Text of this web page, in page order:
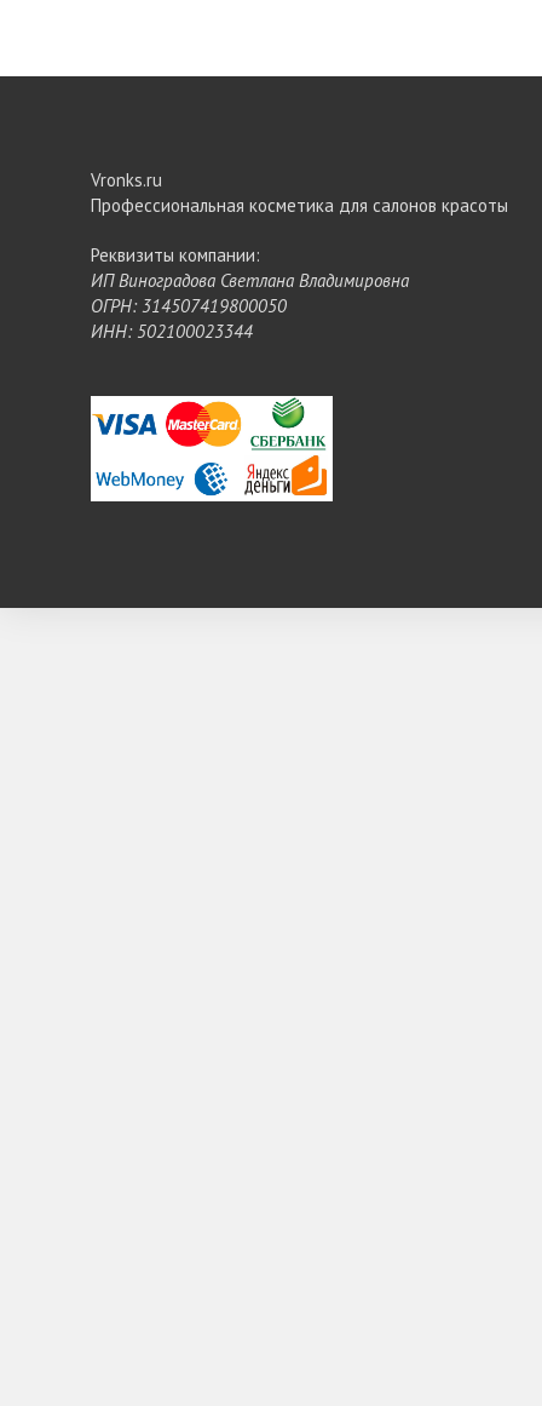
Vronks.ru
Профессиональная косметика для салонов красоты
Реквизиты компании:
ИП Виноградова Светлана Владимировна
ОГРН: 314507419800050
ИНН: 502100023344